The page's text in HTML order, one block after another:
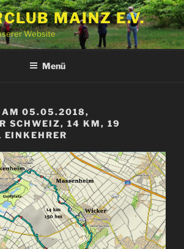
MAINZ E.V.
Website
Menü
AM 05.05.2018,
SCHWEIZ, 14 KM, 19
EINKEHRER